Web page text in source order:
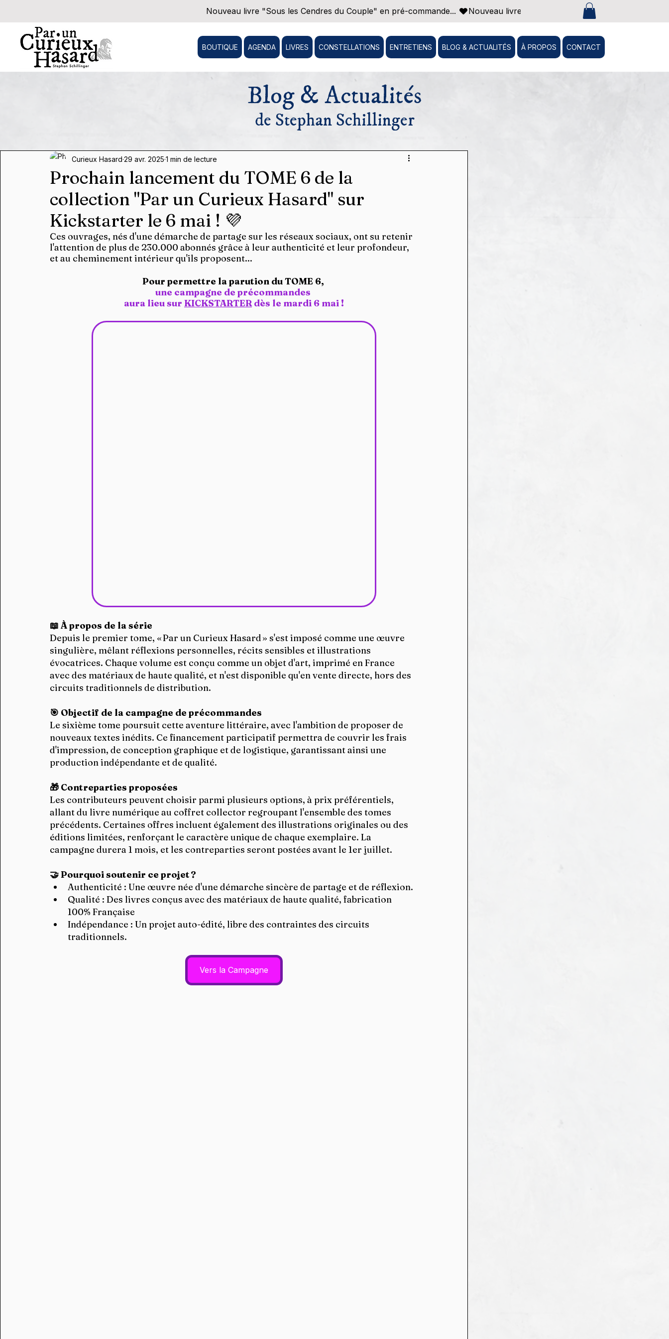
Nouveau livre "Sous les Cendres du Couple" en pré-commande...
BOUTIQUE AGENDA LIVRES CONSTELLATIONS ENTRETIENS BLOG & ACTUALITÉS À PROPOS CONTACT
Blog & Actualités
de Stephan Schillinger
Prochain lancement du TOME 6 de la
collection "Par un Curieux Hasard" sur
Kickstarter le 6 mai ! 💜
Curieux Hasard 29 avr. 2025 1 min de lecture
Ces ouvrages, nés d'une démarche de partage sur les réseaux sociaux, ont su retenir
l'attention de plus de 230.000 abonnés grâce à leur authenticité et leur profondeur,
et au cheminement intérieur qu'ils proposent...
Pour permettre la parution du TOME 6,
une campagne de précommandes
aura lieu sur KICKSTARTER dès le mardi 6 mai !
📖 À propos de la série
Depuis le premier tome, « Par un Curieux Hasard » s'est imposé comme une œuvre
singulière, mêlant réflexions personnelles, récits sensibles et illustrations
évocatrices. Chaque volume est conçu comme un objet d'art, imprimé en France
avec des matériaux de haute qualité, et n'est disponible qu'en vente directe, hors des
circuits traditionnels de distribution.​
🎯 Objectif de la campagne de précommandes
Le sixième tome poursuit cette aventure littéraire, avec l'ambition de proposer de
nouveaux textes inédits. Ce financement participatif permettra de couvrir les frais
d'impression, de conception graphique et de logistique, garantissant ainsi une
production indépendante et de qualité.​
🎁 Contreparties proposées
Les contributeurs peuvent choisir parmi plusieurs options, à prix préférentiels,
allant du livre numérique au coffret collector regroupant l'ensemble des tomes
précédents. Certaines offres incluent également des illustrations originales ou des
éditions limitées, renforçant le caractère unique de chaque exemplaire.​ La
campagne durera 1 mois, et les contreparties seront postées avant le 1er juillet.
🤝 Pourquoi soutenir ce projet ?
Authenticité : Une œuvre née d'une démarche sincère de partage et de réflexion.
Qualité : Des livres conçus avec des matériaux de haute qualité, fabrication
100% Française
Indépendance : Un projet auto-édité, libre des contraintes des circuits
traditionnels.
Vers la Campagne